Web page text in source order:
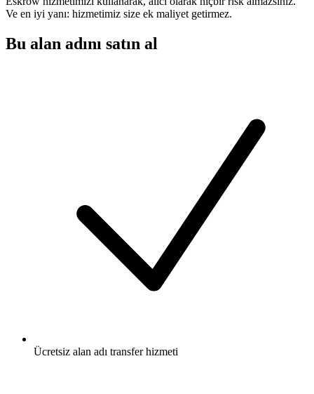
Ve en iyi yanı: hizmetimiz size ek maliyet getirmez.
Bu alan adını satın al
Ücretsiz alan adı transfer hizmeti